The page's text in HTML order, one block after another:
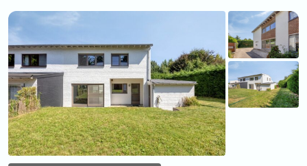
A vendre
A louer
Histoires de réussite